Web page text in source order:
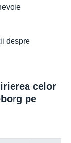
despre
celor
pe